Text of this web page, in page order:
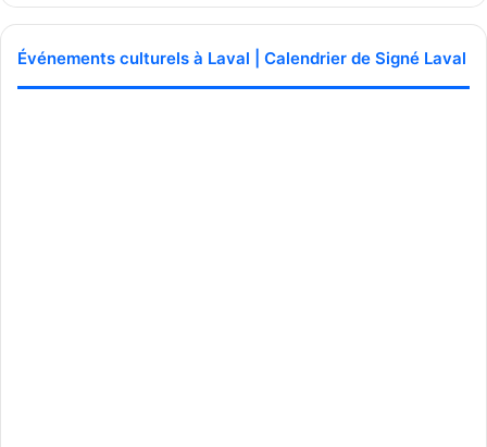
Événements culturels à Laval | Calendrier de Signé Laval